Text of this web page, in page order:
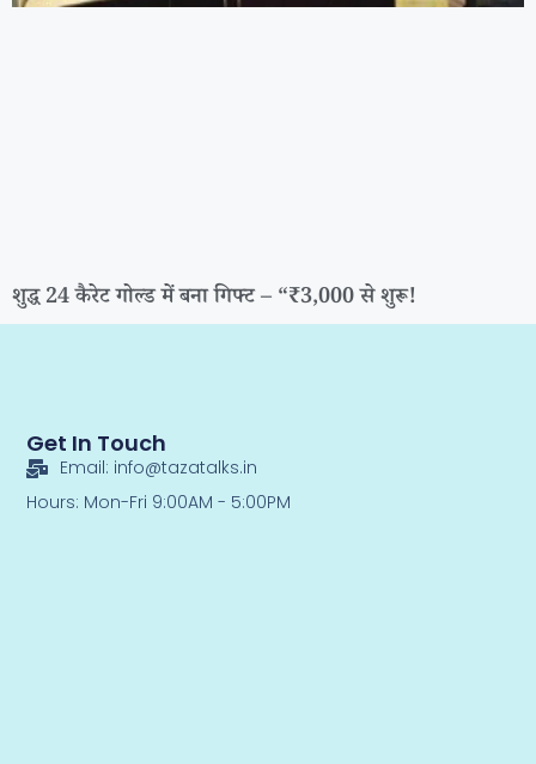
शुद्ध 24 कैरेट गोल्ड में बना गिफ्ट – “₹3,000 से शुरू!
Get In Touch
Email: info@tazatalks.in
Hours: Mon-Fri 9:00AM - 5:00PM